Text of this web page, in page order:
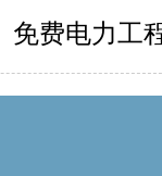
免费电力工